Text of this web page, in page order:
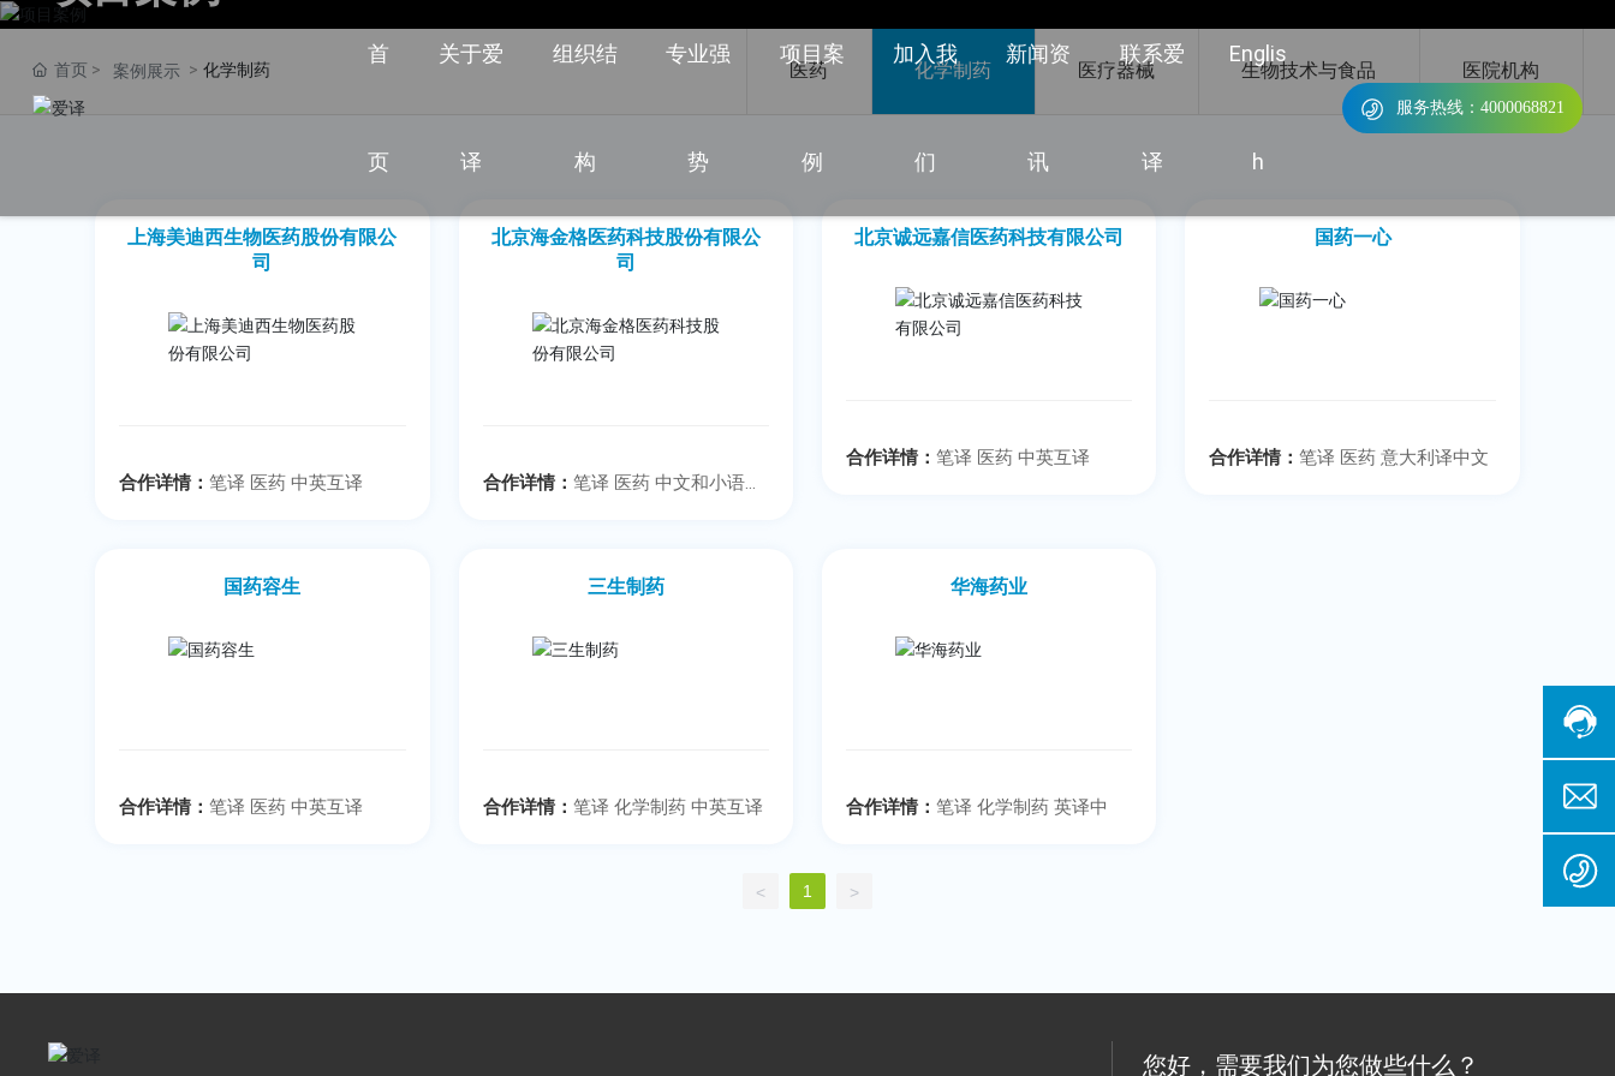
首
页
关于爱
译
组织结
构
专业强
势
项目案
例
加入我
们
新闻资
讯
联系爱
译
Englis
h
服务热线：4000068821
首页 案例展示 化学制药 医药 化学制药 医疗器械 生物技术与食品 医院机构
上海美迪西生物医药股份有限公
司
合作详情：笔译 医药 中英互译
北京海金格医药科技股份有限公
司
合作详情： 笔译 医药 中文和小语种
北京诚远嘉信医药科技有限公司
合作详情： 笔译 医药 中英互译
国药一心
合作详情：笔译 医药 意大利译中文
国药容生
合作详情：笔译 医药 中英互译
三生制药
合作详情： 笔译 化学制药 中英互译
华海药业
合作详情： 笔译 化学制药 英译中
< 1 >
您好，需要我们为您做些什么？